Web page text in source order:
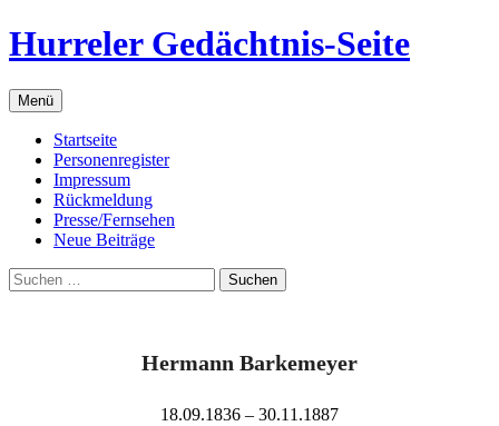
Zum
Inhalt
Hurreler Gedächtnis-Seite
Menü
Startseite
Personenregister
Impressum
Rückmeldung
Presse/Fernsehen
Neue Beiträge
Suchen
nach:
Hermann Barkemeyer
18.09.1836 – 30.11.1887